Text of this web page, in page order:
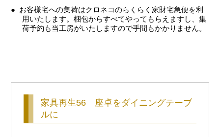
お客様宅への集荷はクロネコのらくらく家財宅急便を利
用いたします。梱包からすべてやってもらえますし、集
荷予約も当工房がいたしますので手間もかかりません。
家具再生56 座卓をダイニングテーブ
ルに